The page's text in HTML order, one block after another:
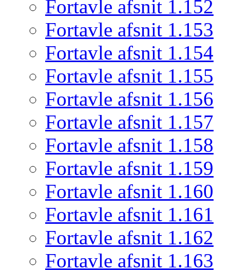
Fortavle afsnit 1.152
Fortavle afsnit 1.153
Fortavle afsnit 1.154
Fortavle afsnit 1.155
Fortavle afsnit 1.156
Fortavle afsnit 1.157
Fortavle afsnit 1.158
Fortavle afsnit 1.159
Fortavle afsnit 1.160
Fortavle afsnit 1.161
Fortavle afsnit 1.162
Fortavle afsnit 1.163